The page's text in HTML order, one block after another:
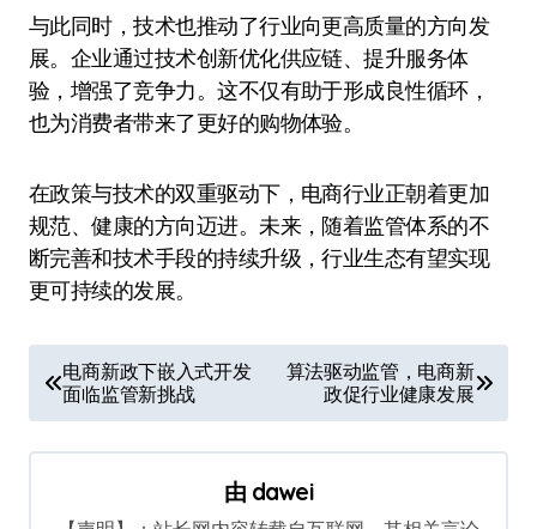
与此同时，技术也推动了行业向更高质量的方向发
展。企业通过技术创新优化供应链、提升服务体
验，增强了竞争力。这不仅有助于形成良性循环，
也为消费者带来了更好的购物体验。
在政策与技术的双重驱动下，电商行业正朝着更加
规范、健康的方向迈进。未来，随着监管体系的不
断完善和技术手段的持续升级，行业生态有望实现
更可持续的发展。
章
导
电商新政下嵌入式开发
面临监管新挑战
算法驱动监管，电商新
政促行业健康发展
由 dawei